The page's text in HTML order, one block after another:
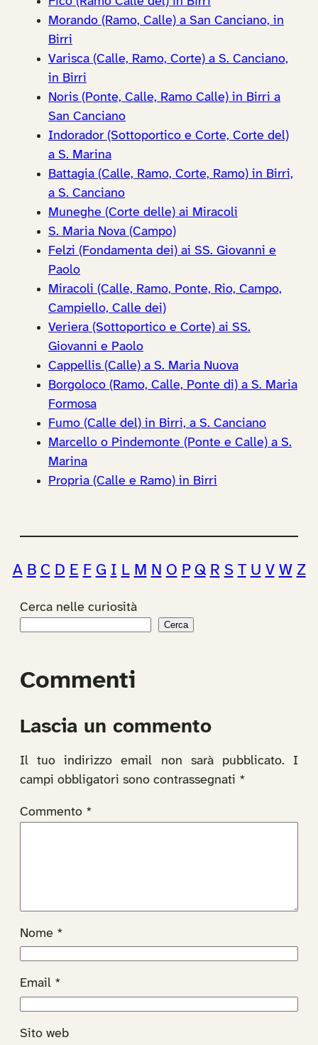
Morando (Ramo, Calle) a San Canciano, in
Birri
Varisca (Calle, Ramo, Corte) a S. Canciano,
in Birri
Noris (Ponte, Calle, Ramo Calle) in Birri a
San Canciano
Indorador (Sottoportico e Corte, Corte del)
a S. Marina
Battagia (Calle, Ramo, Corte, Ramo) in Birri,
a S. Canciano
Muneghe (Corte delle) ai Miracoli
S. Maria Nova (Campo)
Felzi (Fondamenta dei) ai SS. Giovanni e
Paolo
Miracoli (Calle, Ramo, Ponte, Rio, Campo,
Campiello, Calle dei)
Veriera (Sottoportico e Corte) ai SS.
Giovanni e Paolo
Cappellis (Calle) a S. Maria Nuova
Borgoloco (Ramo, Calle, Ponte di) a S. Maria
Formosa
Fumo (Calle del) in Birri, a S. Canciano
Marcello o Pindemonte (Ponte e Calle) a S.
Marina
Propria (Calle e Ramo) in Birri
A B C D E F G I L M N O P Q R S T U V W Z
Cerca nelle curiosità
Cerca
Commenti
Lascia un commento
Il tuo indirizzo email non sarà pubblicato.
I
campi obbligatori sono contrassegnati *
Commento *
Nome *
Email *
Sito web